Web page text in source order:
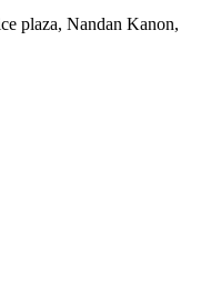
plaza, Nandan Kanon,